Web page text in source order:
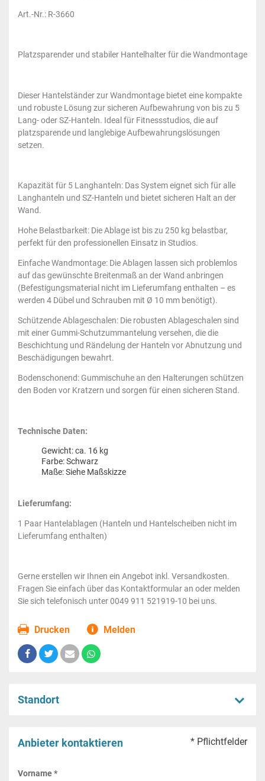
Art.-Nr.: R-3660
Platzsparender und stabiler Hantelhalter für die Wandmontage
Dieser Hantelständer zur Wandmontage bietet eine kompakte
und robuste Lösung zur sicheren Aufbewahrung von bis zu 5
Lang- oder SZ-Hanteln. Ideal für Fitnessstudios, die auf
platzsparende und langlebige Aufbewahrungslösungen
setzen.
Kapazität für 5 Langhanteln: Das System eignet sich für alle
Langhanteln und SZ-Hanteln und bietet sicheren Halt an der
Wand.
Hohe Belastbarkeit: Die Ablage ist bis zu 250 kg belastbar,
perfekt für den professionellen Einsatz in Studios.
Einfache Wandmontage: Die Ablagen lassen sich problemlos
auf das gewünschte Breitenmaß an der Wand anbringen
(Befestigungsmaterial nicht im Lieferumfang enthalten – es
werden 4 Dübel und Schrauben mit Ø 10 mm benötigt).
Schützende Ablageschalen: Die robusten Ablageschalen sind
mit einer Gummi-Schutzummantelung versehen, die die
Beschichtung und Rändelung der Hanteln vor Abnutzung und
Beschädigungen bewahrt.
Bodenschonend: Gummischuhe an den Halterungen schützen
den Boden vor Kratzern und sorgen für einen sicheren Stand.
Technische Daten:
Gewicht: ca. 16 kg
Farbe: Schwarz
Maße: Siehe Maßskizze
Lieferumfang:
1 Paar Hantelablagen (Hanteln und Hantelscheiben nicht im
Lieferumfang enthalten)
Gerne erstellen wir Ihnen ein Angebot inkl. Versandkosten.
Fragen Sie einfach über das Kontaktformular an oder melden
Sie sich telefonisch unter 0049 911 521919-10 bei uns.
Drucken Melden
Standort
Anbieter kontaktieren * Pflichtfelder
Vorname *